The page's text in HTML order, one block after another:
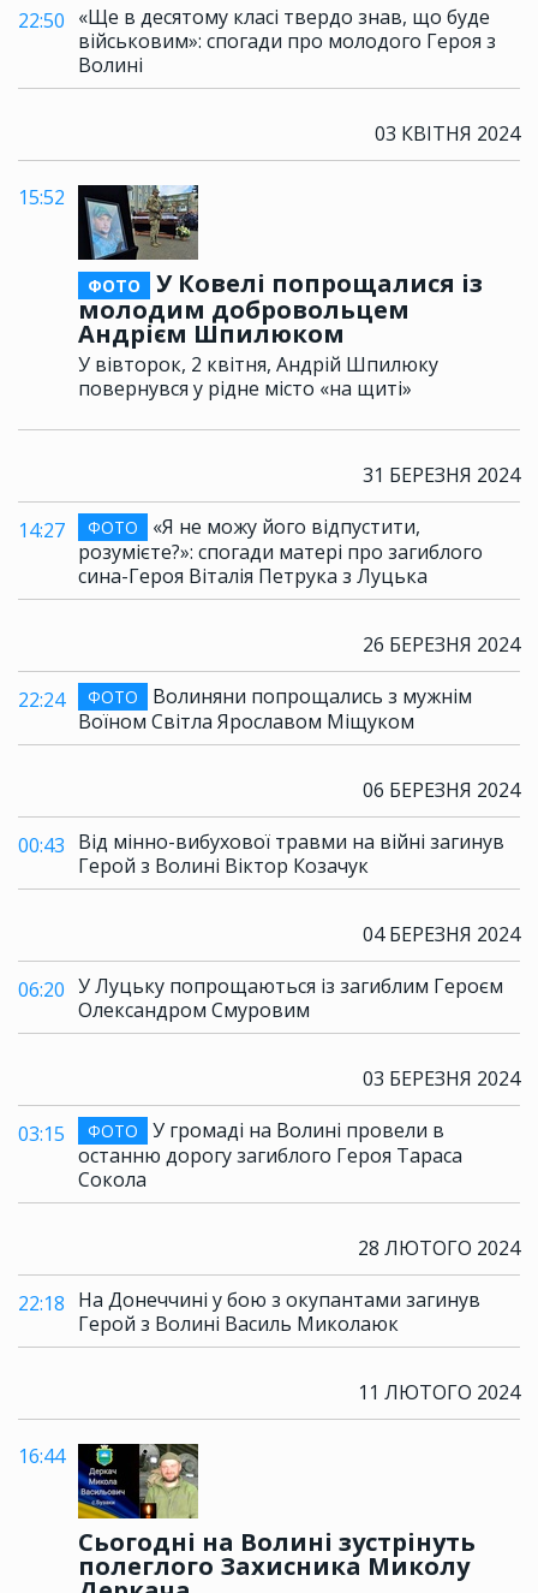
22:50 «Ще в десятому класі твердо знав, що буде
військовим»: спогади про молодого Героя з
Волині
03 КВІТНЯ 2024
15:52
ФОТО
У Ковелі попрощалися із
молодим добровольцем
Андрієм Шпилюком
У вівторок, 2 квітня, Андрій Шпилюку
повернувся у рідне місто «на щиті»
31 БЕРЕЗНЯ 2024
14:27 ФОТО
«Я не можу його відпустити,
розумієте?»: спогади матері про загиблого
сина-Героя Віталія Петрука з Луцька
26 БЕРЕЗНЯ 2024
22:24 ФОТО
Волиняни попрощались з мужнім
Воїном Світла Ярославом Міщуком
06 БЕРЕЗНЯ 2024
00:43 Від мінно-вибухової травми на війні загинув
Герой з Волині Віктор Козачук
04 БЕРЕЗНЯ 2024
06:20 У Луцьку попрощаються із загиблим Героєм
Олександром Смуровим
03 БЕРЕЗНЯ 2024
03:15 ФОТО
У громаді на Волині провели в
останню дорогу загиблого Героя Тараса
Сокола
28 ЛЮТОГО 2024
22:18 На Донеччині у бою з окупантами загинув
Герой з Волині Василь Миколаюк
11 ЛЮТОГО 2024
16:44
Сьогодні на Волині зустрінуть
полеглого Захисника Миколу